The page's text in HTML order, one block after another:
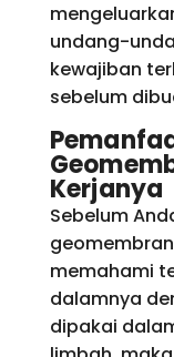
undang-
kewajiban
sebelum
Kerjanya
Sebelum
memahami
dalamnya
dipakai